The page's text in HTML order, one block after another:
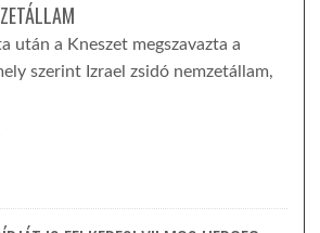
után a Kneszet megszavazta a
szerint Izrael zsidó nemzetállam,